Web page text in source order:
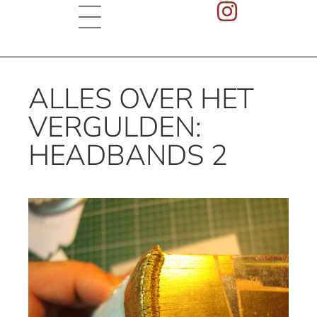
ALLES OVER HET
VERGULDEN:
HEADBANDS 2